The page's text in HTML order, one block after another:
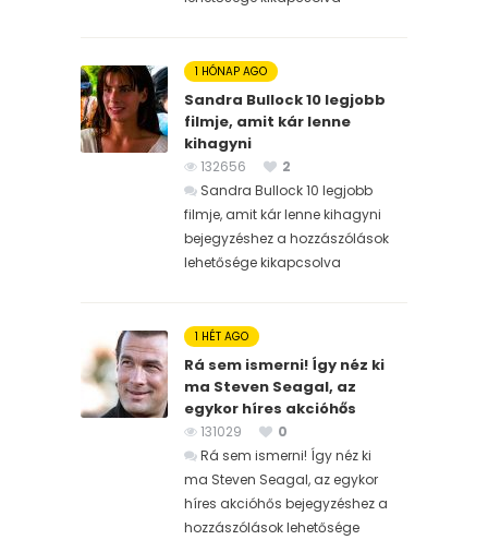
1 HÓNAP AGO
Sandra Bullock 10 legjobb
filmje, amit kár lenne
kihagyni
132656
2
Sandra Bullock 10 legjobb
filmje, amit kár lenne kihagyni
bejegyzéshez a hozzászólások
lehetősége kikapcsolva
1 HÉT AGO
Rá sem ismerni! Így néz ki
ma Steven Seagal, az
egykor híres akcióhős
131029
0
Rá sem ismerni! Így néz ki
ma Steven Seagal, az egykor
híres akcióhős bejegyzéshez a
hozzászólások lehetősége